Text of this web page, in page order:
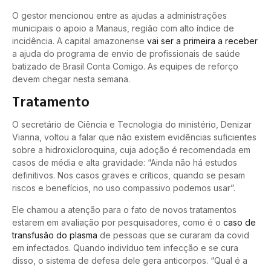
O gestor mencionou entre as ajudas a administrações
municipais o apoio a Manaus, região com alto índice de
incidência. A capital amazonense vai ser a primeira a receber
a ajuda do programa de envio de profissionais de saúde
batizado de Brasil Conta Comigo. As equipes de reforço
devem chegar nesta semana.
Tratamento
O secretário de Ciência e Tecnologia do ministério, Denizar
Vianna, voltou a falar que não existem evidências suficientes
sobre a hidroxicloroquina, cuja adoção é recomendada em
casos de média e alta gravidade: “Ainda não há estudos
definitivos. Nos casos graves e críticos, quando se pesam
riscos e benefícios, no uso compassivo podemos usar”.
Ele chamou a atenção para o fato de novos tratamentos
estarem em avaliação por pesquisadores, como é o caso de
transfusão do plasma de pessoas que se curaram da covid
em infectados. Quando indivíduo tem infecção e se cura
disso, o sistema de defesa dele gera anticorpos. “Qual é a